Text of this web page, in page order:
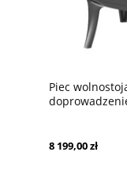
Piec
8 199,00 zł